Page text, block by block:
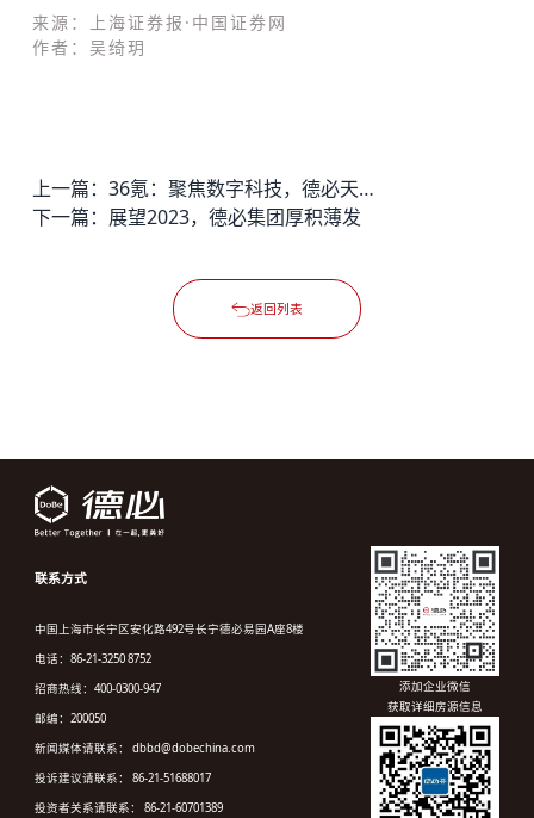
来源：上海证券报·中国证券网
作者：吴绮玥
上一篇：
36氪：聚焦数字科技，德必天府五街WE为企业打造舒适高效“产业森林”
下一篇： 展望2023，德必集团厚积薄发
返回列表
联系方式
中国上海市长宁区安化路492号长宁德必易园A座8楼
电话：86-21-3250 8752
招商热线：400-0300-947
邮编：200050
新闻媒体请联系： dbbd@dobechina.com
投诉建议请联系： 86-21-51688017
投资者关系请联系： 86-21-60701389
添加企业微信
获取详细房源信息